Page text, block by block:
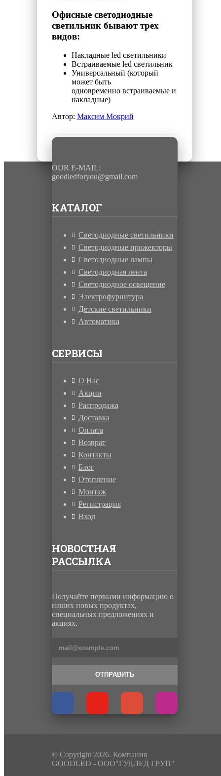
Офисные светодиодные
светильник бывают трех
видов:
Накладные led светильники
Встраиваемые led светильник
Универсальный (который
может быть
одновременно встраиваемые и
накладные)
Автор: Максим Мокрий
OUR E-MAIL:
goodledforyou@gmail.cоm
КАТАЛОГ
Светодиодные светильники
Светодиодные прожекторы
Светодиодные лампы
Светодиодная лента
Светодиодное освещение
Электрофурнитура
Детские светильники
Автоматика
СЕРВИСЫ
О Нас
Акции
Распродажа
Доставка
Оплата
Возврат
Контакты
Блог
Отопление
Монтаж
Регистрация
Вход
НОВОСТНАЯ
РАССЫЛКА
Получайте первыми информацию о
наших новых продуктах,
специальных предложениях и
акциях.
ОТПРАВИТЬ
© Copyright 2026. Компания
GOODLED - ООО"ГУДЛЕД ГРУП"